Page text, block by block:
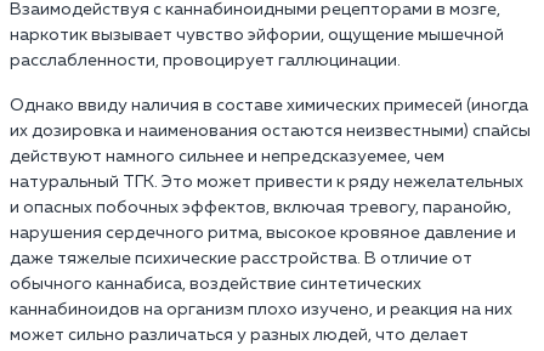
Взаимодействуя с каннабиноидными рецепторами в мозге,
наркотик вызывает чувство эйфории, ощущение мышечной
расслабленности, провоцирует галлюцинации.
Однако ввиду наличия в составе химических примесей (иногда
их дозировка и наименования остаются неизвестными) спайсы
действуют намного сильнее и непредсказуемее, чем
натуральный ТГК. Это может привести к ряду нежелательных
и опасных побочных эффектов, включая тревогу, паранойю,
нарушения сердечного ритма, высокое кровяное давление и
даже тяжелые психические расстройства. В отличие от
обычного каннабиса, воздействие синтетических
каннабиноидов на организм плохо изучено, и реакция на них
может сильно различаться у разных людей, что делает